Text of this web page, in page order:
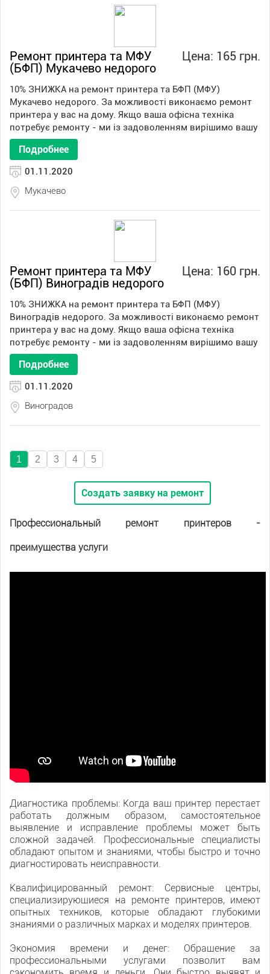
Цена: 165 грн.
Ремонт принтера та МФУ
(БФП) Мукачево недорого
10% ЗНИЖКА на ремонт принтера та БФП (МФУ)
Мукачево недорого. За можливості виконаємо ремонт
принтера у вас на дому. Якщо ваша офісна техніка
потребує ремонту - ми із задоволенням вирішимо вашу
Подробнее
01.11.2020
Мукачево
Цена: 160 грн.
Ремонт принтера та МФУ
(БФП) Виноградів недорого
10% ЗНИЖКА на ремонт принтера та БФП (МФУ)
Виноградів недорого. За можливості виконаємо ремонт
принтера у вас на дому. Якщо ваша офісна техніка
потребує ремонту - ми із задоволенням вирішимо вашу
Подробнее
01.11.2020
Виноградов
1 2 3 4 5
Создать заявку на ремонт
Профессиональный ремонт принтеров -
преимущества услуги
Диагностика проблемы: Когда ваш принтер перестает
работать должным образом, самостоятельное
выявление и исправление проблемы может быть
сложной задачей. Профессиональные специалисты
обладают опытом и знаниями, чтобы быстро и точно
диагностировать неисправности.
Квалифицированный ремонт: Сервисные центры,
специализирующиеся на ремонте принтеров, имеют
опытных техников, которые обладают глубокими
знаниями о различных марках и моделях принтеров.
Экономия времени и денег: Обращение за
профессиональными услугами позволит вам